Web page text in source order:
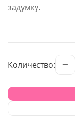
задумку.
Количество: